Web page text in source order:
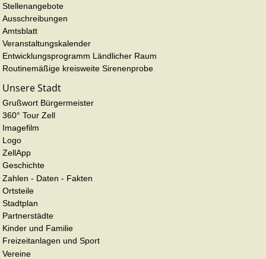
Stellenangebote
Ausschreibungen
Amtsblatt
Veranstaltungskalender
Entwicklungsprogramm Ländlicher Raum
Routinemäßige kreisweite Sirenenprobe
Unsere Stadt
Grußwort Bürgermeister
360° Tour Zell
Imagefilm
Logo
ZellApp
Geschichte
Zahlen - Daten - Fakten
Ortsteile
Stadtplan
Partnerstädte
Kinder und Familie
Freizeitanlagen und Sport
Vereine